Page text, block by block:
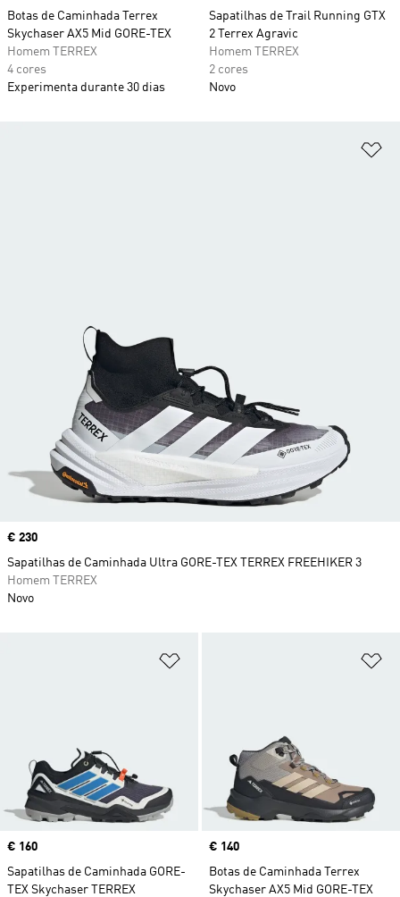
Botas de Caminhada Terrex
Skychaser AX5 Mid GORE-TEX
Homem TERREX
4 cores
Experimenta durante 30 dias
Sapatilhas de Trail Running GTX
2 Terrex Agravic
Homem TERREX
2 cores
Novo
Price
€ 160
Sapatilhas de Caminhada GORE-
TEX Skychaser TERREX
Price
€ 140
Botas de Caminhada Terrex
Skychaser AX5 Mid GORE-TEX
Price
€ 230
Sapatilhas de Caminhada Ultra GORE-TEX TERREX FREEHIKER 3
Homem TERREX
Novo